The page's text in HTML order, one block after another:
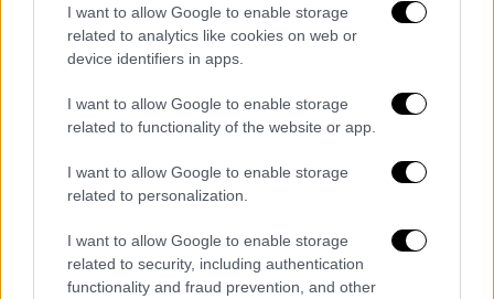
I want to allow Google to enable storage
related to analytics like cookies on web or
device identifiers in apps.
I want to allow Google to enable storage
related to functionality of the website or app.
I want to allow Google to enable storage
related to personalization.
I want to allow Google to enable storage
related to security, including authentication
functionality and fraud prevention, and other
το σβήσετε ή να ζητήσετε να μειωθεί
Επιδότηση 60% για φωτοβολταϊκά στις
στέγες- Ερχονται 2 προγράμματα για
επιχειρήσεις και δήμους
Τι γνωρίζεις για το «φαινόμενο- Colleen
Διαβάστε ακόμη
«Δεν υπήρξε τεχνικό πρόβλημα»: Τι
κατέθεσαν οι δύο τραυματίες από τη
σύγκρουση των ελικοπτέρων στη Ψάθα